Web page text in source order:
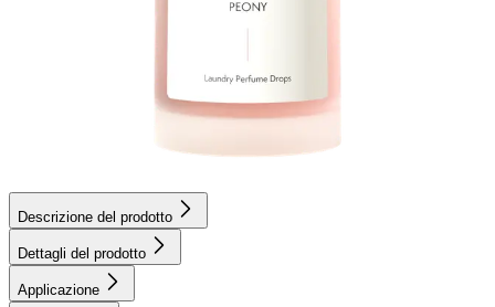
Descrizione del prodotto
Dettagli del prodotto
Applicazione